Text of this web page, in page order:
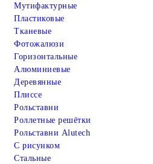
Мутифактурные
Пластиковые
Тканевые
Фотожалюзи
Горизонтальные
Алюминиевые
Деревянные
Плиссе
Рольставни
Роллетные решётки
Рольставни Alutech
С рисунком
Стальные